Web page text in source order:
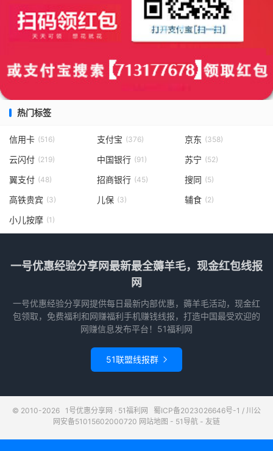
热门标签
信用卡 (516) 支付宝 (376) 京东 (358)
云闪付 (219) 中国银行 (91) 苏宁 (52)
翼支付 (48) 招商银行 (45) 搜同 (5)
高铁贵宾 (3) 儿保 (3) 辅食 (2)
小儿按摩 (1)
一号优惠经验分享网最新最全薅羊毛，现金红包线报
网
一号优惠经验分享网提供每日最新内部优惠，薅羊毛活动，现金红
包领取，免费福利和网赚福利手机赚钱线报，打造中国最受欢迎的
网赚信息发布平台！51福利网
51联盟线报群 
© 2010-2026 1号优惠分享网 · 51福利网 蜀ICP备2023026646号-1 / 川公
网安备51015602000720 网站地图 - 51导航 - 友链